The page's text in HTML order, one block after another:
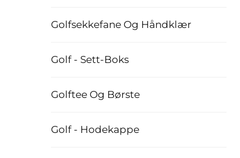
Golfsekkefane Og Håndklær
Golf - Sett-Boks
Golftee Og Børste
Golf - Hodekappe